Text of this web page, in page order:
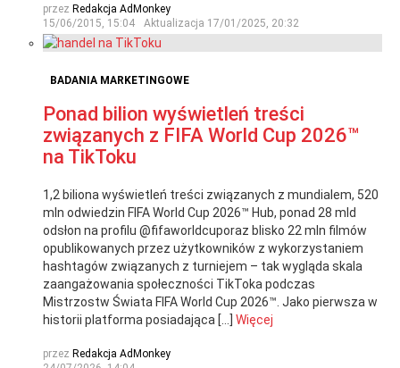
przez Redakcja AdMonkey
15/06/2015, 15:04
Aktualizacja 17/01/2025, 20:32
BADANIA MARKETINGOWE
Ponad bilion wyświetleń treści
związanych z FIFA World Cup 2026™
na TikToku
1,2 biliona wyświetleń treści związanych z mundialem, 520
mln odwiedzin FIFA World Cup 2026™ Hub, ponad 28 mld
odsłon na profilu @fifaworldcuporaz blisko 22 mln filmów
opublikowanych przez użytkowników z wykorzystaniem
hashtagów związanych z turniejem – tak wygląda skala
zaangażowania społeczności TikToka podczas
Mistrzostw Świata FIFA World Cup 2026™. Jako pierwsza w
historii platforma posiadająca […] Więcej
przez Redakcja AdMonkey